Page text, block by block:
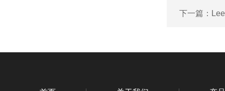
下一篇：